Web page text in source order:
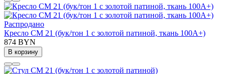
Распродано
Кресло СМ 21 (бук/тон 1 с золотой патиной, ткань 100А+)
874 BYN
В корзину